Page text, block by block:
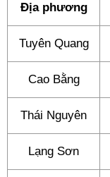
Địa phương
Tuyên Quang
Cao Bằng
Thái Nguyên
Lạng Sơn